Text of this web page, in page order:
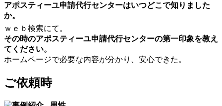
アポスティーユ申請代行センターはいつどこで知りました
か。
ｗｅｂ検索にて。
その時のアポスティーユ申請代行センターの第一印象を教え
てください。
ホームページで必要な内容が分かり、安心できた。
ご依頼時